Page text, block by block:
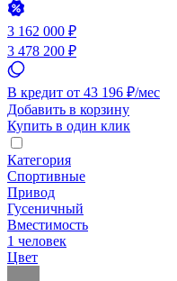
3 162 000 ₽
3 478 200 ₽
В кредит от 43 196 ₽/мес
Добавить в корзину
Купить в один клик
Категория
Спортивные
Привод
Гусеничный
Вместимость
1 человек
Цвет